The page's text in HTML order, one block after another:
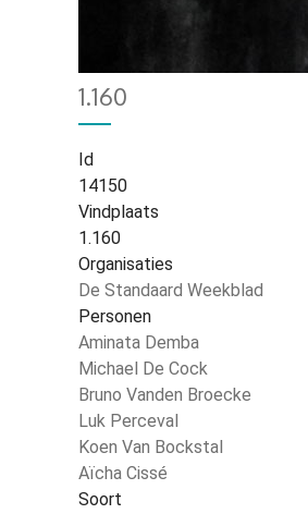
Kruimelpad
1.160
Id
14150
Vindplaats
1.160
Organisaties
De Standaard Weekblad
Personen
Aminata Demba
Michael De Cock
Bruno Vanden Broecke
Luk Perceval
Koen Van Bockstal
Aïcha Cissé
Soort